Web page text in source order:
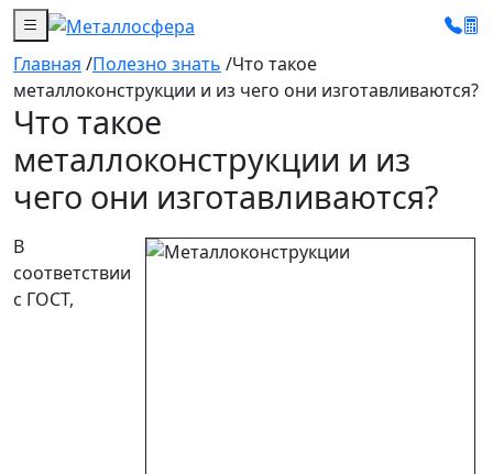
Главная /Полезно знать /Что такое
металлоконструкции и из чего они изготавливаются?
Что такое
металлоконструкции и из
чего они изготавливаются?
В
соответствии
с ГОСТ,